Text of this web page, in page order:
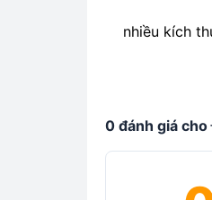
nhiều kích
0 đánh giá